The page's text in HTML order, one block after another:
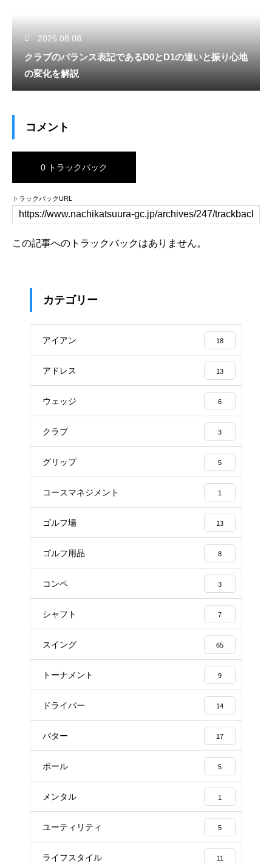
2026.08.08
クラブのバランス表記であるD0とD1の違いと振り心地
の変化を解説
コメント
0 トラックバック
トラックバックURL
この記事へのトラックバックはありません。
カテゴリー
アイアン 18
アドレス 13
ウェッジ 6
クラブ 3
グリップ 5
コースマネジメント 1
ゴルフ場 13
ゴルフ用品 8
コンペ 3
シャフト 7
スイング 65
トーナメント 9
ドライバー 14
パター 17
ボール 5
メンタル 1
ユーティリティ 5
ライフスタイル 11